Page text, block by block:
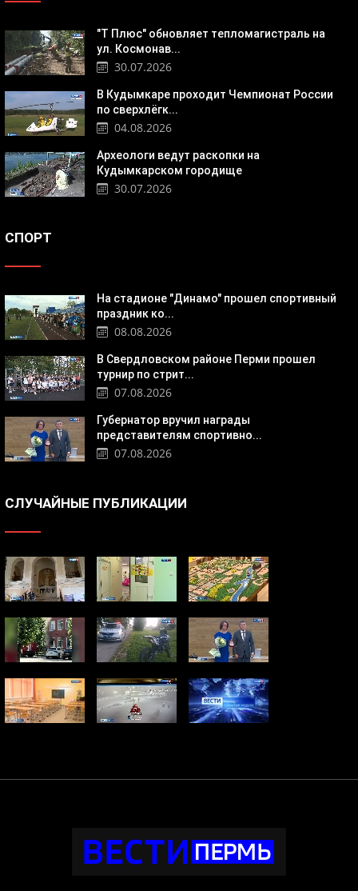
"Т Плюс" обновляет тепломагистраль на
ул. Космонав...
30.07.2026
В Кудымкаре проходит Чемпионат России
по сверхлёгк...
04.08.2026
Археологи ведут раскопки на
Кудымкарском городище
30.07.2026
СПОРТ
На стадионе "Динамо" прошел спортивный
праздник ко...
08.08.2026
В Свердловском районе Перми прошел
турнир по стрит...
07.08.2026
Губернатор вручил награды
представителям спортивно...
07.08.2026
СЛУЧАЙНЫЕ ПУБЛИКАЦИИ